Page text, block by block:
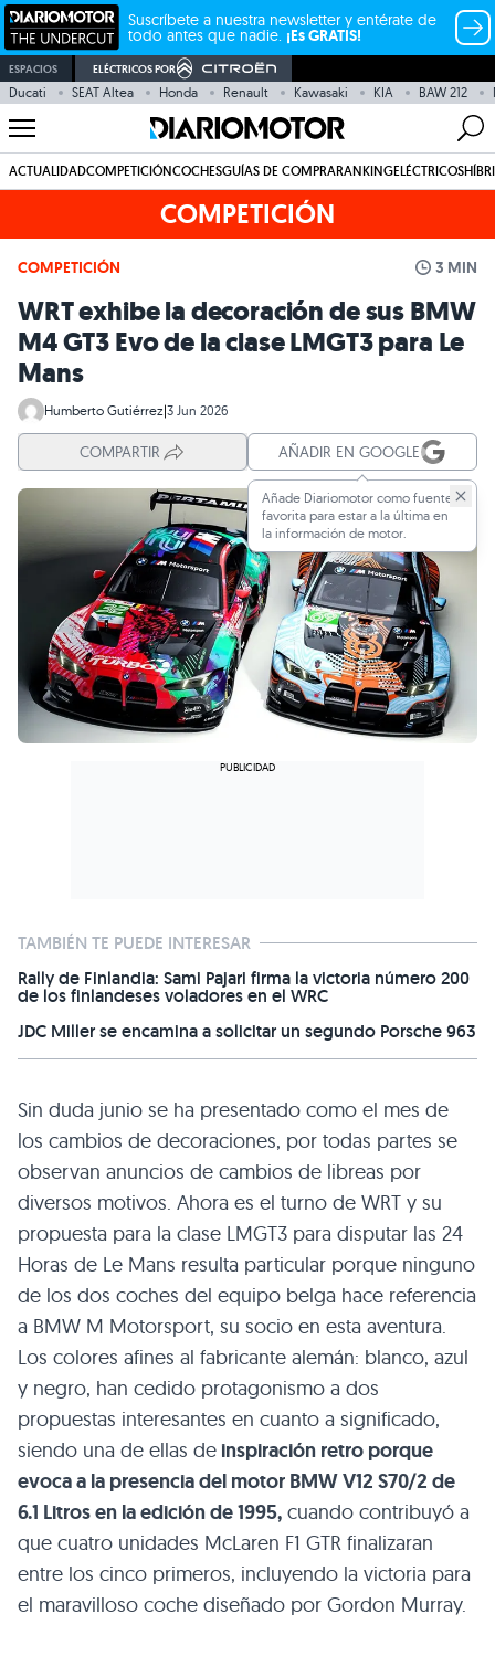
Suscríbete a nuestra newsletter y entérate de
todo antes que nadie. ¡Es GRATIS!
ESPACIOS ELÉCTRICOS POR
Ducati SEAT Altea Honda Renault Kawasaki KIA BAW 212
ACTUALIDADCOMPETICIÓNCOCHESGUÍAS DE COMPRARANKINGELÉCTRICOS
COMPETICIÓN
COMPETICIÓN 3 MIN
WRT exhibe la decoración de sus BMW
M4 GT3 Evo de la clase LMGT3 para Le
Mans
Humberto Gutiérrez|3 Jun 2026
COMPARTIR AÑADIR EN GOOGLE
Añade Diariomotor como fuente
favorita para estar a la última en
la información de motor.
TAMBIÉN TE PUEDE INTERESAR
Rally de Finlandia: Sami Pajari firma la victoria número 200
de los finlandeses voladores en el WRC
JDC Miller se encamina a solicitar un segundo Porsche 963
Sin duda junio se ha presentado como el mes de
los cambios de decoraciones, por todas partes se
observan anuncios de cambios de libreas por
diversos motivos. Ahora es el turno de WRT y su
propuesta para la clase LMGT3 para disputar las 24
Horas de Le Mans resulta particular porque ninguno
de los dos coches del equipo belga hace referencia
a BMW M Motorsport, su socio en esta aventura.
Los colores afines al fabricante alemán: blanco, azul
y negro, han cedido protagonismo a dos
propuestas interesantes en cuanto a significado,
siendo una de ellas de inspiración retro porque
evoca a la presencia del motor BMW V12 S70/2 de
6.1 Litros en la edición de 1995, cuando contribuyó a
que cuatro unidades McLaren F1 GTR finalizaran
entre los cinco primeros, incluyendo la victoria para
el maravilloso coche diseñado por Gordon Murray.